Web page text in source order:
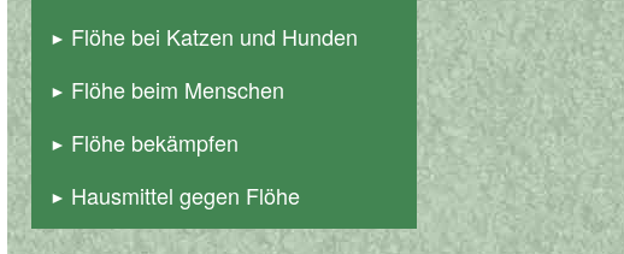
Flöhe bei Katzen und Hunden
Flöhe beim Menschen
Flöhe bekämpfen
Hausmittel gegen Flöhe